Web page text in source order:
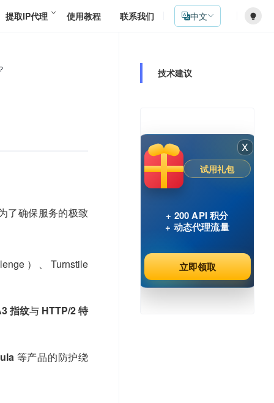
提取IP代理 使用教程 联系我们 中文
了确保服务的极致
）、Turnstile
指纹与 HTTP/2 特
等产品的防护绕
技术建议
X
试用礼包
+ 200 API 积分
+ 动态代理流量
立即领取